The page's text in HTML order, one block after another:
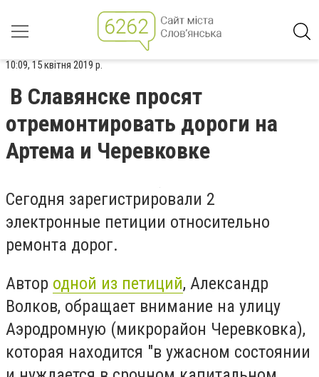
10:09, 15 квітня 2019 р.
В Славянске просят
отремонтировать дороги на
Артема и Черевковке
Сегодня зарегистрировали 2
электронные петиции относительно
ремонта дорог.
Автор одной из петиций, Александр
Волков, обращает внимание на улицу
Аэродромную (микрорайон Черевковка),
которая находится "в ужасном состоянии